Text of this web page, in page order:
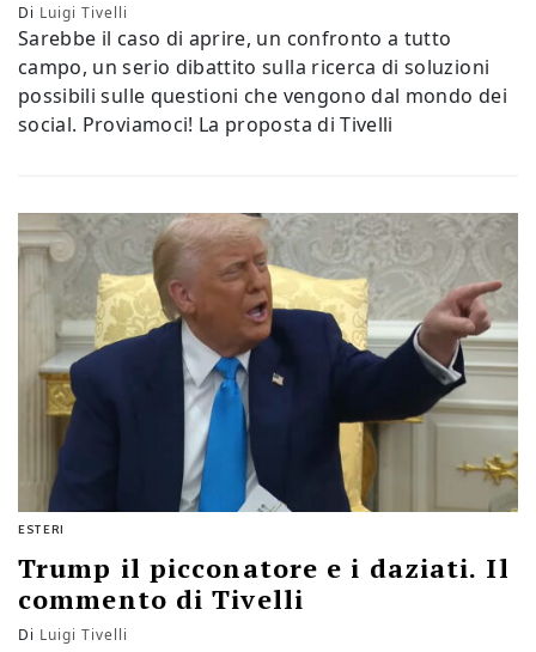
Di Luigi Tivelli
Sarebbe il caso di aprire, un confronto a tutto
campo, un serio dibattito sulla ricerca di soluzioni
possibili sulle questioni che vengono dal mondo dei
social. Proviamoci! La proposta di Tivelli
ESTERI
Trump il picconatore e i daziati. Il
commento di Tivelli
Di Luigi Tivelli